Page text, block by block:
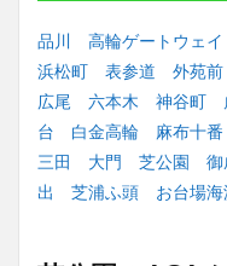
品川 高輪ゲートウェイ
浜松町
表参道 外苑前
広尾
六本木 神谷町
台
白金高輪 麻布十番
三田
大門 芝公園 御
出
芝浦ふ頭 お台場